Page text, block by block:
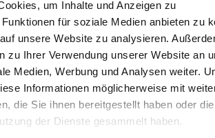
um Inhalte und Anzeigen zu
für soziale Medien anbieten zu
unsere Website zu analysieren.
zu Ihrer Verwendung unserer Website an
Medien, Werbung und Analysen weiter.
Informationen möglicherweise mit
die Sie ihnen bereitgestellt haben oder
der Dienste gesammelt haben.
TX
Cobit
Bit 1/4" Zähhart
Torsion Schlitz
4 Ausführungen